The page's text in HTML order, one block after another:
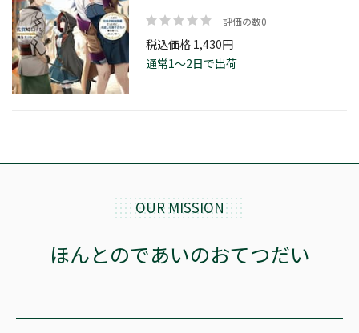
評価の数0
税込価格 1,430円
通常1～2日で出荷
OUR MISSION
ほんとのであいのおてつだい